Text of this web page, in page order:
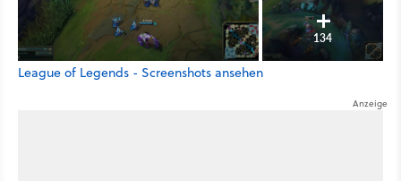
134
League of Legends - Screenshots ansehen